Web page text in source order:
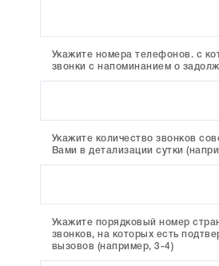
Укажите номера телефонов. с
звонки с напоминанием о
Укажите количество звонков
Вами в детализации сутки
Укажите порядковый номер
звонков, на которых есть
вызовов (например, 3-4)